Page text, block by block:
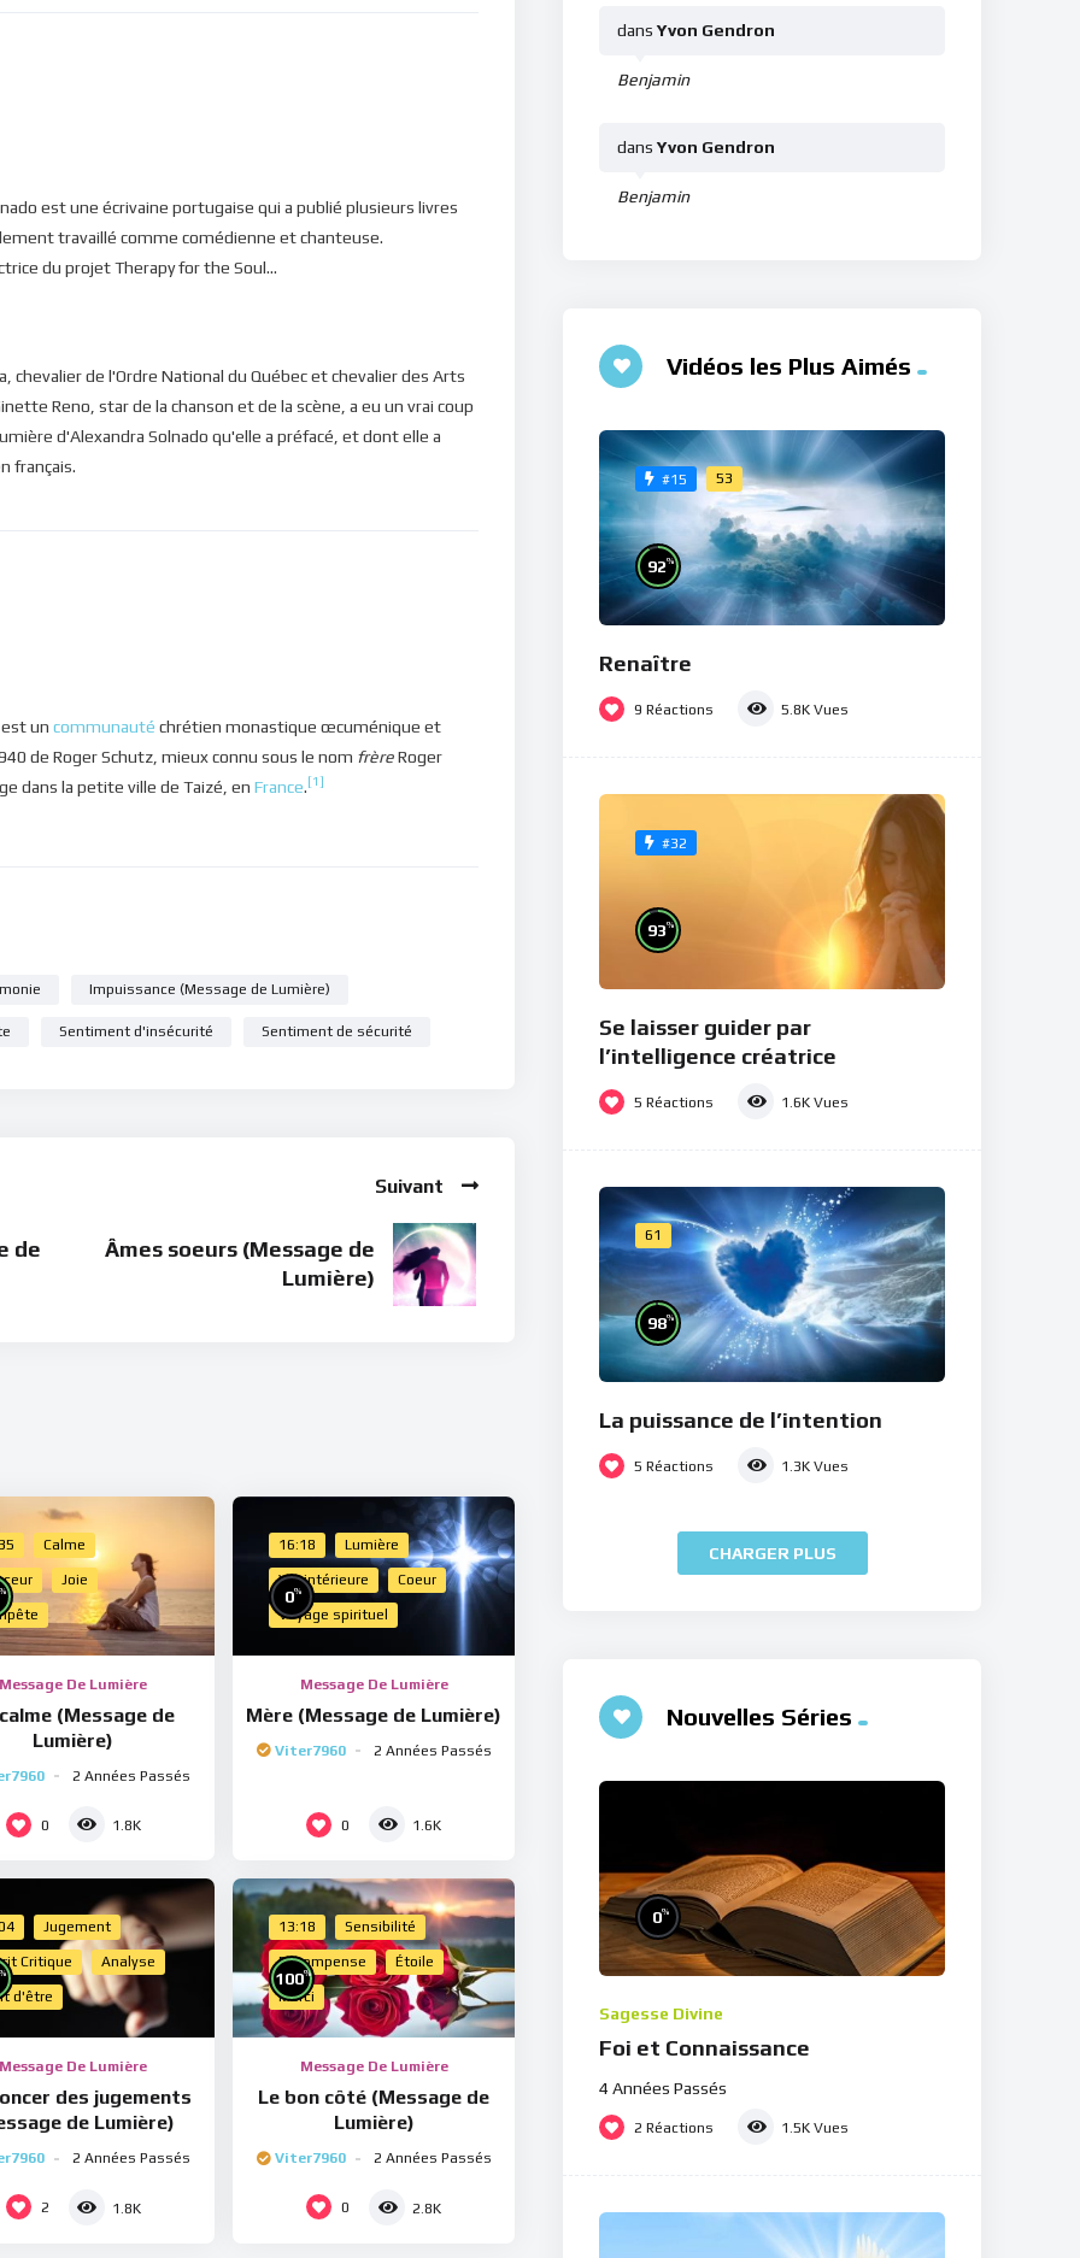
et qui lui avait permis de se sentir en sécurité ! Voilà
de rêve, serait d’être continuellement comblé de grâces de
avoir à vivre des manques… Pourtant telle n’est pas la vie
nous sommes appelé à apprendre à vivre avec ce que la vie
: “Ne vous livrez pas à l’amour de l’argent; contentez- vous de
ne te délaisserai point, et je ne t’abandonnerai point
recherchée par notre coeur n’est pas sans sacrifice. C’est
esprit qui désire expérimenter des choses afin de se
de notre vie ne dépend pas de nos avoirs… les
intelligents ou cancre, pauvre ou riche, sage ou savant
pour nous de faire le pas. Ce sont des expériences que le Ciel
vin; car dès longtemps Dieu prend plaisir à ce que tu fais.
et que l’huile ne manque point sur ta tête. Jouis de la vie
jours de ta vie de vanité, que Dieu t’a donnés sous le soleil,
part dans la vie, au milieu de ton travail que tu fais sous le
et mettre son attention sur les souffrances et les
un peu plus, vers le Ciel !
est une écrivaine portugaise qui a publié plusieurs livres
travaillé comme comédienne et chanteuse.
du projet Therapy for the Soul...
chevalier de l'Ordre National du Québec et chevalier des Arts
Reno, star de la chanson et de la scène, a eu un vrai coup
d'Alexandra Solnado qu'elle a préfacé, et dont elle a
français.
est un communauté chrétien monastique œcuménique et
de Roger Schutz, mieux connu sous le nom frèreRoger
dans la petite ville de Taizé, en France.[1]
Impuissance (Message de Lumière)
Sentiment d'insécurité Sentiment de sécurité
de
Suivant
Âmes soeurs (Message de
Lumière)
Calme
Joie
%
Message De Lumière
(Message de
Lumière)
2 Années Passés
0 1.8K
16:18 Lumière
Vie intérieure Coeur
Voyage spirituel
0%
Message De Lumière
Mère (Message de Lumière)
Viter7960 2 Années Passés
0 1.6K
Jugement
Critique Analyse
d'être
%
Message De Lumière
des jugements
de Lumière)
2 Années Passés
2 1.8K
13:18 Sensibilité
Récompense Étoile
Merci
100%
Message De Lumière
Le bon côté (Message de
Lumière)
Viter7960 2 Années Passés
0 2.8K
Benjamin
dansYvon Gendron
Benjamin
dansYvon Gendron
Vidéos les Plus Aimés
#15 53
92%
Renaître
9 Réactions 5.8K Vues
#32
93%
Se laisser guider par
l’intelligence créatrice
5 Réactions 1.6K Vues
61
98%
La puissance de l’intention
5 Réactions 1.3K Vues
CHARGER PLUS
Nouvelles Séries
0%
Sagesse Divine
Foi et Connaissance
4 Années Passés
2 Réactions 1.5K Vues